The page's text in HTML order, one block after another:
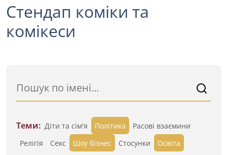
Стендап коміки та
комікеси
Теми: Діти та сім'я Політика
Расові взаємини
Релігія
Секс Шоу бізнес Стосунки
Освіта